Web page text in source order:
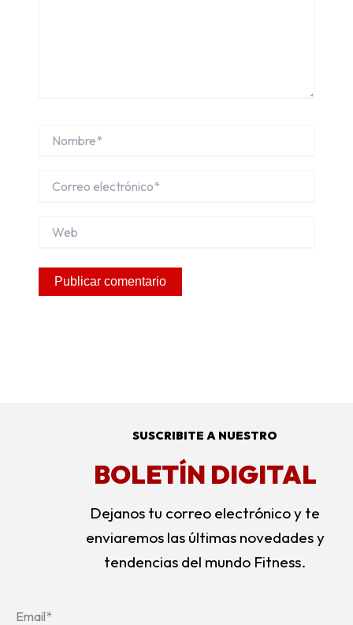
electrónico*
SUSCRIBITE A NUESTRO
BOLETÍN DIGITAL
Dejanos tu correo electrónico y te
enviaremos las últimas novedades y
tendencias del mundo Fitness.
Email*